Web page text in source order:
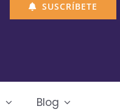
SUSCRÍBETE
Blog